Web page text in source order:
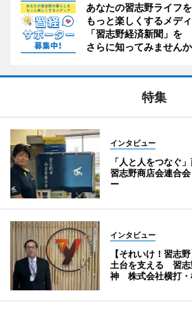
あなたの習志野ライフを
もっと楽しくするメデ
「習志野経済新聞」を
さらに知ってみません
特集
インタビュー
「人と人をつなぐ
習志野商店会連合
ー
インタビュー
【それいけ！習志
土台を支える 習志
神 株式会社横打・